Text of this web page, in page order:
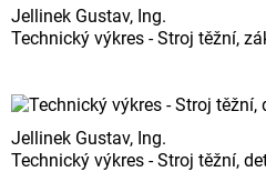
Jellinek Gustav, Ing.
Technický výkres - Stroj těžní,
Jellinek Gustav, Ing.
Technický výkres - Stroj těžní,